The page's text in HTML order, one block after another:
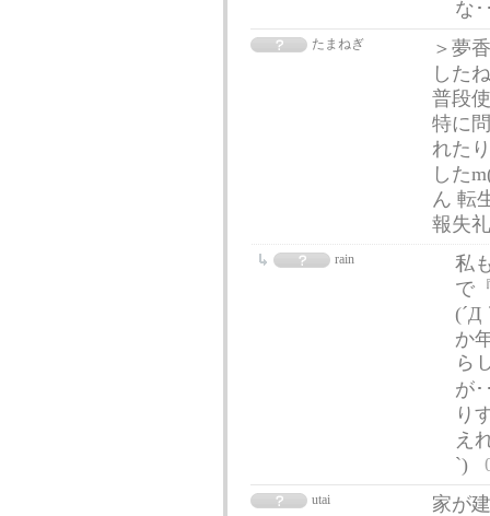
な
たまねぎ
＞夢
した
普段
特に
れた
した
ん 転
報失
rain
私
で
(´Д
か
ら
が
り
え
`)
utai
家が